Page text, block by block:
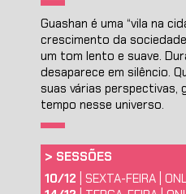
Guashan é uma “vila na
crescimento da
um tom lento e suave.
desaparece em silêncio.
suas várias perspectivas,
tempo nesse universo.
> SESSÕES
10/12 | SEXTA-FEIRA |